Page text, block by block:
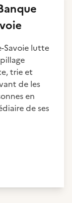
Savoie lutte
trie et
de les
en
de ses